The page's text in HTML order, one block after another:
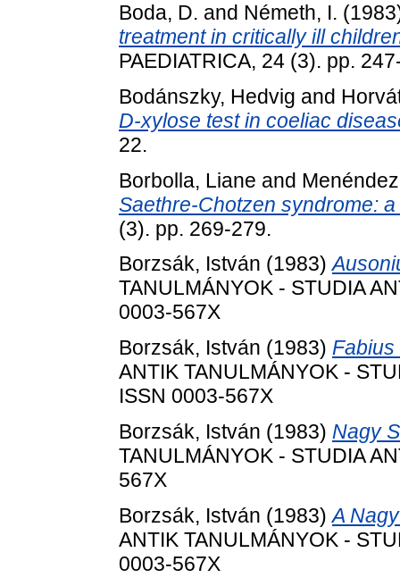
Boda, D. and Németh, I.
treatment in critically ill
PAEDIATRICA, 24 (3). pp.
Bodánszky, Hedvig and
D-xylose test in coeliac
22.
Borbolla, Liane and
Saethre-Chotzen syndrome:
(3). pp. 269-279.
Borzsák, István (1983)
TANULMÁNYOK - STUDIA
0003-567X
Borzsák, István (1983) Fabius
ANTIK TANULMÁNYOK -
ISSN 0003-567X
Borzsák, István (1983) Nagy
TANULMÁNYOK - STUDIA
567X
Borzsák, István (1983)A
ANTIK TANULMÁNYOK -
0003-567X